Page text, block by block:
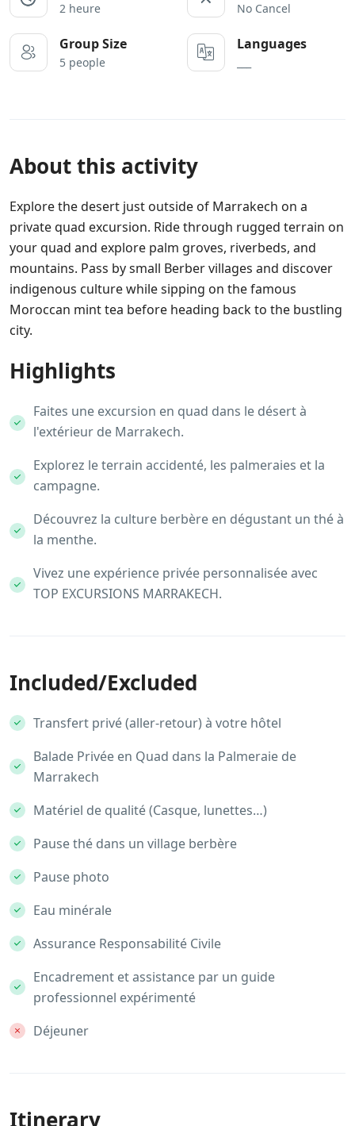
2 heure No Cancel
Group Size
5 people
Languages
About this activity
Explore the desert just outside of Marrakech on a
private quad excursion. Ride through rugged terrain on
your quad and explore palm groves, riverbeds, and
mountains. Pass by small Berber villages and discover
indigenous culture while sipping on the famous
Moroccan mint tea before heading back to the bustling
city.
Highlights
Faites une excursion en quad dans le désert à
l'extérieur de Marrakech.
Explorez le terrain accidenté, les palmeraies et la
campagne.
Découvrez la culture berbère en dégustant un thé à
la menthe.
Vivez une expérience privée personnalisée avec
TOP EXCURSIONS MARRAKECH.
Included/Excluded
Transfert privé (aller-retour) à votre hôtel
Balade Privée en Quad dans la Palmeraie de
Marrakech
Matériel de qualité (Casque, lunettes…)
Pause thé dans un village berbère
Pause photo
Eau minérale
Assurance Responsabilité Civile
Encadrement et assistance par un guide
professionnel expérimenté
Déjeuner
Itinerary